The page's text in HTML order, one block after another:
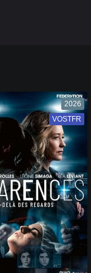
2026
VF
VOSTFR